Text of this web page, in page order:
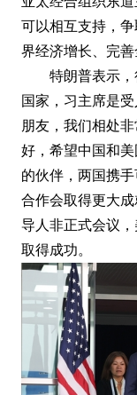
可以相互支持，
界经济增长、完善
特朗普表示
国家，习主席是
朋友，我们相处
好，希望中国和
的伙伴，两国携
合作会取得更大
导人非正式会议
取得成功。